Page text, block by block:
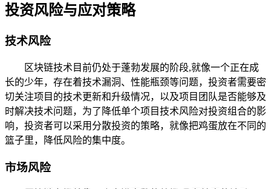
投资风险与应对策略
技术风险
区块链技术目前仍处于蓬勃发展的阶段,就像一个正在成
长的少年，存在着技术漏洞、性能瓶颈等问题，投资者需要密
切关注项目的技术更新和升级情况，以及项目团队是否能够及
时解决技术问题，为了降低单个项目技术风险对投资组合的影
响，投资者可以采用分散投资的策略，就像把鸡蛋放在不同的
篮子里，降低风险的集中度。
市场风险